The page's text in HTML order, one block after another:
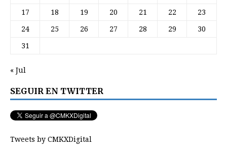
17 18 19 20 21 22 23
24 25 26 27 28 29 30
31
« Jul
SEGUIR EN TWITTER
Tweets by CMKXDigital